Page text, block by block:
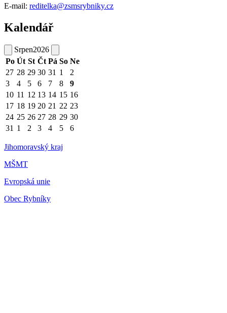
E-mail: reditelka@zsmsrybniky.cz
Kalendář
Srpen2026
Po Út St Čt Pá So Ne
27 28 29 30 31 1
2
3
4 5 6 7 8
9
10 11 12 13 14 15 16
17 18 19 20 21 22 23
24 25 26 27 28 29 30
31 1 2 3 4 5 6
Jihomoravský kraj
MŠMT
Evropská unie
Obec Rybníky